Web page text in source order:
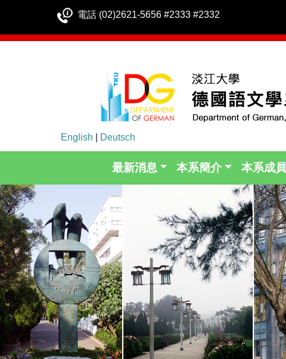
電話 (02)2621-5656 #2333 #2332
English Deutsch
最新消息 本系簡介 本系成員